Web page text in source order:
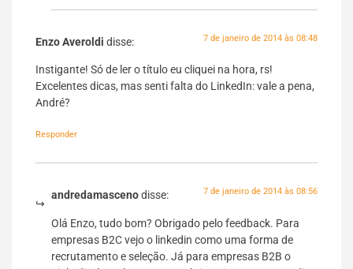
Enzo Averoldi disse: 7 de janeiro de 2014 às 08:48
Instigante! Só de ler o título eu cliquei na hora, rs!
Excelentes dicas, mas senti falta do LinkedIn: vale a pena,
André?
Responder
andredamascenodisse: 7 de janeiro de 2014 às 08:56
Olá Enzo, tudo bom? Obrigado pelo feedback. Para
empresas B2C vejo o linkedin como uma forma de
recrutamento e seleção. Já para empresas B2B o